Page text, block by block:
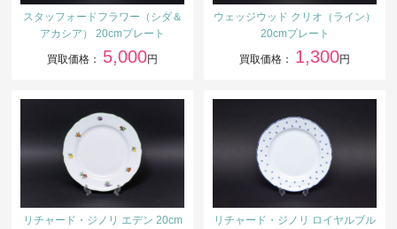
スタッフォードフラワー（シダ＆
アカシア） 20cmプレート
買取価格： 5,000円
ウェッジウッド クリオ（ライン）
20cmプレート
買取価格： 1,300円
リチャード・ジノリ エデン 20cm
リチャード・ジノリ ロイヤルブル